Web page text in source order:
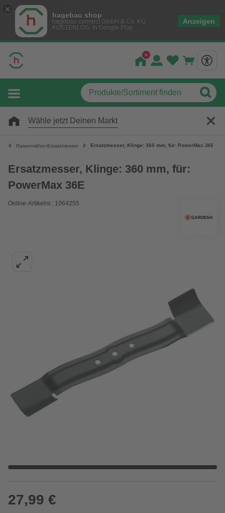
hagebau shop
hagebau connect GmbH & Co. KG
KOSTENLOS- In Google Play
Anzeigen
Wähle jetzt Deinen Markt
Rasenmäher-Ersatzmesser Ersatzmesser, Klinge: 360 mm, für: PowerMax 36E
Ersatzmesser, Klinge: 360 mm, für:
PowerMax 36E
Online-Artikelnr.: 1064255
27,99 €